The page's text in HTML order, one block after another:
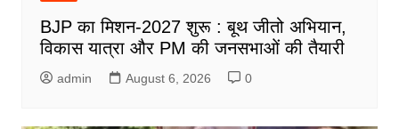
BJP का मिशन-2027 शुरू : बूथ जीतो अभियान,
विकास यात्रा और PM की जनसभाओं की तैयारी
admin August 6, 2026 0